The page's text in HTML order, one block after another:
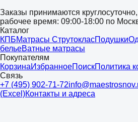
Заказы принимаются
рабочее время: 09:00-18:00 по
Каталог
КПБМатрасы СтрутокласПодушки
бельеВатные матрасы
Покупателям
КорзинаИзбранноеПоискПолитика
Связь
+7 (495) 902-71-72
(Excel)Контакты и адреса